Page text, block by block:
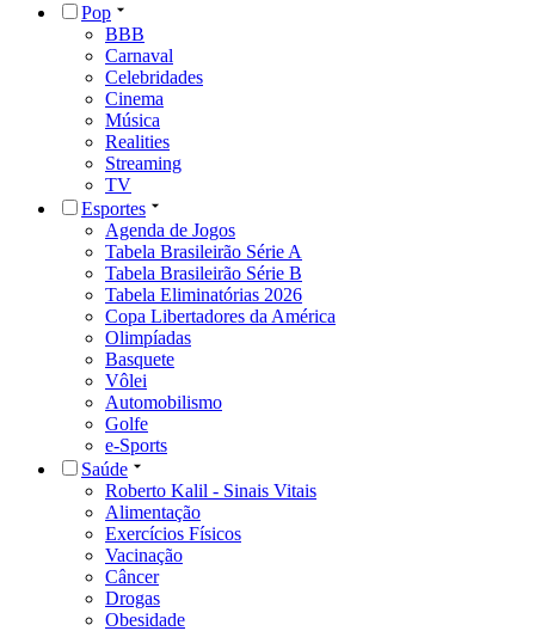
Pop
BBB
Carnaval
Celebridades
Cinema
Música
Realities
Streaming
TV
Esportes
Agenda de Jogos
Tabela Brasileirão Série A
Tabela Brasileirão Série B
Tabela Eliminatórias 2026
Copa Libertadores da América
Olimpíadas
Basquete
Vôlei
Automobilismo
Golfe
e-Sports
Saúde
Roberto Kalil - Sinais Vitais
Alimentação
Exercícios Físicos
Vacinação
Câncer
Drogas
Obesidade